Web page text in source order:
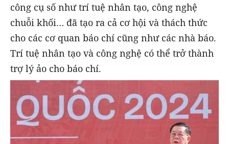
công cụ số như trí tuệ nhân tạo, công nghệ
chuỗi khối… đã tạo ra cả cơ hội và thách thức
cho các cơ quan báo chí cũng như các nhà báo.
Trí tuệ nhân tạo và công nghệ có thể trở thành
trợ lý ảo cho báo chí.